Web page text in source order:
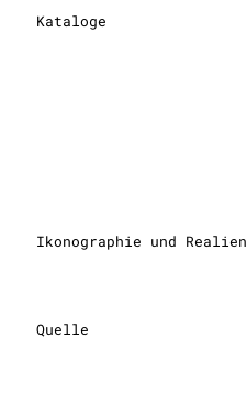
Kataloge
Ikonographie und Realien
Quelle